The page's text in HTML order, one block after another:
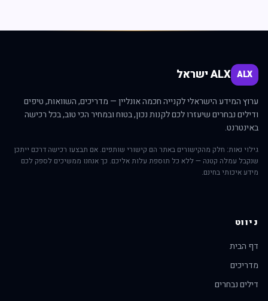
ALX ALX ישראל
ערוץ המידע הישראלי לקנייה חכמה אונליין — מדריכים, השוואות, טיפים
ודילים נבחרים שיעזרו לכם לקנות נכון, בטוח ובמחיר הכי טוב, בכל רכישה
באינטרנט.
גילוי נאות: חלק מהקישורים באתר הם קישורי שותפים. אם תבצעו רכישה דרכם ייתכן
שנקבל עמלה קטנה — ללא כל תוספת עלות אליכם. כך אנחנו ממשיכים לספק לכם
מידע איכותי בחינם.
ניווט
דף הבית
מדריכים
דילים נבחרים